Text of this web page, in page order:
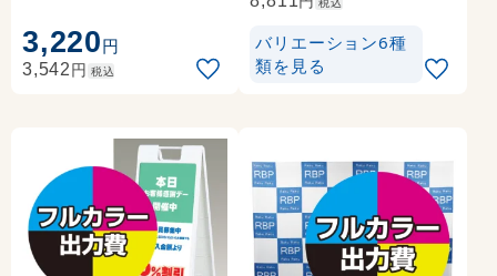
3,220円
3,542円 税込
マット合成紙+片面ラ
ミネート【マット調】(
バリエーション6種
類を見る